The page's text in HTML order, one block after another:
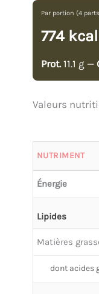
Par portion (4
774 kcal
Prot. 11.1 g —
Valeurs
NUTRIMENT
Énergie
Lipides
Matières
dont acides